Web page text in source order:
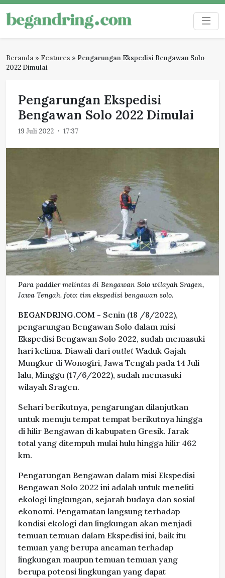
Skip
to
content
Begandring
Menjaga ingatan untuk masa depan
Beranda » Features » Pengarungan Ekspedisi Bengawan Solo
2022 Dimulai
Pengarungan Ekspedisi
Bengawan Solo 2022 Dimulai
19 Juli 2022 17:37
Para paddler melintas di Bengawan Solo wilayah Sragen,
Jawa Tengah. foto: tim ekspedisi bengawan solo.
BEGANDRING.COM - Senin (18 /8/2022),
pengarungan Bengawan Solo dalam misi
Ekspedisi Bengawan Solo 2022, sudah memasuki
hari kelima. Diawali dari outlet Waduk Gajah
Mungkur di Wonogiri, Jawa Tengah pada 14 Juli
lalu, Minggu (17/6/2022), sudah memasuki
wilayah Sragen.
Sehari berikutnya, pengarungan dilanjutkan
untuk menuju tempat tempat berikutnya hingga
di hilir Bengawan di kabupaten Gresik. Jarak
total yang ditempuh mulai hulu hingga hilir 462
km.
Pengarungan Bengawan dalam misi Ekspedisi
Bengawan Solo 2022 ini adalah untuk meneliti
ekologi lingkungan, sejarah budaya dan sosial
ekonomi. Pengamatan langsung terhadap
kondisi ekologi dan lingkungan akan menjadi
temuan temuan dalam Ekspedisi ini, baik itu
temuan yang berupa ancaman terhadap
lingkungan maupun temuan temuan yang
berupa potensi lingkungan yang dapat